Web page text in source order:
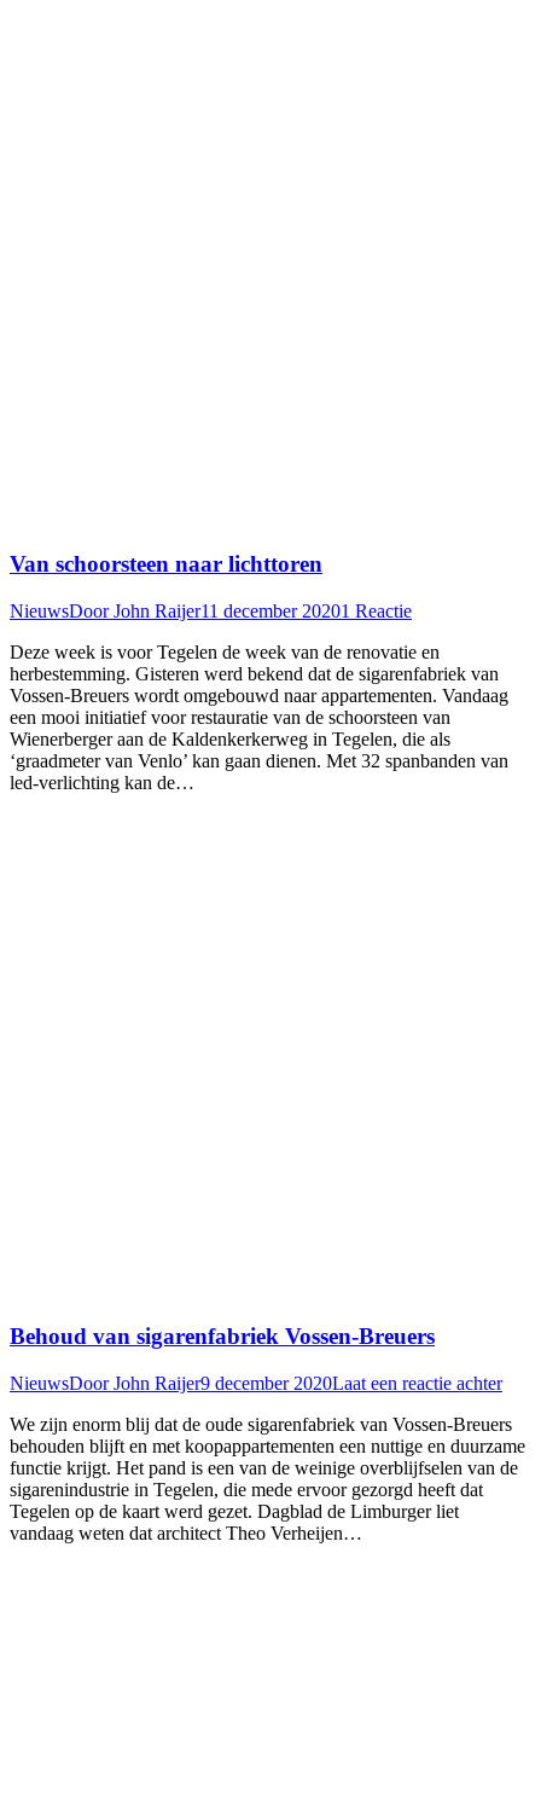
Van schoorsteen naar lichttoren
NieuwsDoorJohn Raijer11 december 20201 Reactie
Deze week is voor Tegelen de week van de renovatie en
herbestemming. Gisteren werd bekend dat de sigarenfabriek van
Vossen-Breuers wordt omgebouwd naar appartementen. Vandaag
een mooi initiatief voor restauratie van de schoorsteen van
Wienerberger aan de Kaldenkerkerweg in Tegelen, die als
‘graadmeter van Venlo’ kan gaan dienen. Met 32 spanbanden van
led-verlichting kan de…
Behoud van sigarenfabriek Vossen-Breuers
NieuwsDoorJohn Raijer9 december 2020Laat een reactie achter
We zijn enorm blij dat de oude sigarenfabriek van Vossen-Breuers
behouden blijft en met koopappartementen een nuttige en duurzame
functie krijgt. Het pand is een van de weinige overblijfselen van de
sigarenindustrie in Tegelen, die mede ervoor gezorgd heeft dat
Tegelen op de kaart werd gezet. Dagblad de Limburger liet
vandaag weten dat architect Theo Verheijen…